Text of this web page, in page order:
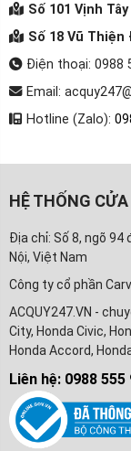
Số 101 Vịnh
Số 18 Vũ Thiện
Điện thoại: 0988
Email:
Hotline (Zalo):
HỆ THỐNG
Địa chỉ: Số 8, ngõ 94
Nội, Việt Nam
Công ty cổ phần
ACQUY247.VN -
City, Honda Civic,
Honda Accord,
Liên hệ: 0988